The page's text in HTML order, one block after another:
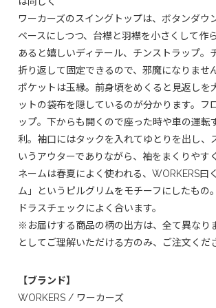
ワーカーズのスイングトップは、ボタンダウ
ベースにしつつ、台襟と羽襟を小さくして作
あると嬉しいディテール、チンストラップ。
折り返して固定できるので、邪魔になりません
ポケットは玉縁。前身頃をめくると見返しを
ットの袋布を隠しているのが分かります。フ
ップ。下からも開くので座った時や車の運転
利。袖口にはタックを入れてゆとりを出し、
いうアウターでありながら、袖をまくりやす
ネームは春夏によく使われる、WORKERS曰
ム」というピルグリムをモチーフにしたもの
ドラスチェックによく合います。
※お届けする商品の柄の出方は、全て異なり
としてご理解いただける方のみ、ご注文くだ
【ブランド】
WORKERS / ワーカーズ